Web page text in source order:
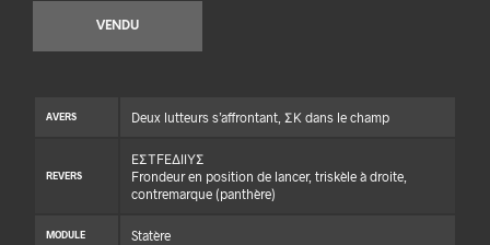
VENDU
AVERS Deux lutteurs s’affrontant, ΣΚ dans le champ
REVERS
ΕΣΤFΕΔΙΙΥΣ
Frondeur en position de lancer, triskèle à droite,
contremarque (panthère)
MODULE Statère